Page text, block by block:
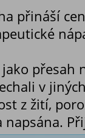
přináší
jako přesah
v
z žití,
napsána.